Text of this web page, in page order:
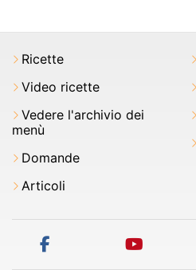
Ricette
Video ricette
Vedere l'archivio dei
menù
Domande
Articoli
facebook youtube